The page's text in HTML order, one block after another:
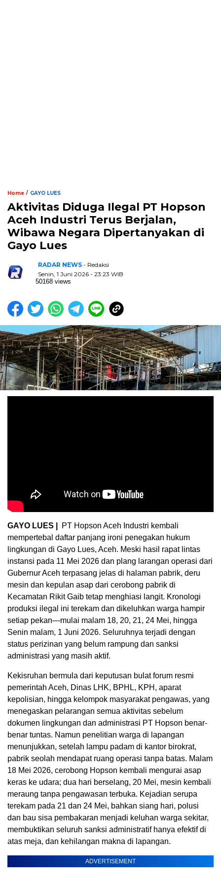
Home / GAYO LUES
Aktivitas Diduga Ilegal PT Hopson
Aceh Industri Terus Berjalan,
Wibawa Negara Dipertanyakan di
Gayo Lues
RADAR NEWS - Redaksi
Senin, 1 Juni 2026 - 23:23 WIB
50168 views
GAYO LUES |
PT Hopson Aceh Industri kembali
mempertebal daftar panjang ironi penegakan hukum
lingkungan di Gayo Lues, Aceh. Meski hasil rapat lintas
instansi pada 11 Mei 2026 dan plang larangan operasi dari
Gubernur Aceh terpasang jelas di halaman pabrik, deru
mesin dan kepulan asap dari cerobong pabrik di
Kecamatan Rikit Gaib tetap menghiasi langit. Kronologi
produksi ilegal ini terekam dan dikeluhkan warga hampir
setiap pekan—mulai malam 18, 20, 21, 24 Mei, hingga
Senin malam, 1 Juni 2026. Seluruhnya terjadi dengan
status perizinan yang belum rampung dan sanksi
administrasi yang masih aktif.
Kekisruhan bermula dari keputusan bulat forum resmi
pemerintah Aceh, Dinas LHK, BPHL, KPH, aparat
kepolisian, hingga kelompok masyarakat pengawas, yang
menegaskan pelarangan semua aktivitas sebelum
dokumen lingkungan dan administrasi PT Hopson benar-
benar tuntas. Namun penelitian warga di lapangan
menunjukkan, setelah lampu padam di kantor birokrat,
pabrik seolah mendapat ruang operasi tanpa batas. Malam
18 Mei 2026, cerobong Hopson kembali mengurai asap
keras ke udara; dua hari berselang, 20 Mei, mesin kembali
meraung tanpa pengawasan terbuka. Kejadian serupa
terekam pada 21 dan 24 Mei, bahkan siang hari, polusi
dan bau sisa pembakaran menjadi keluhan warga sekitar,
membuktikan seluruh sanksi administratif hanya efektif di
atas meja, dan kehilangan makna di lapangan.
ADVERTISEMENT